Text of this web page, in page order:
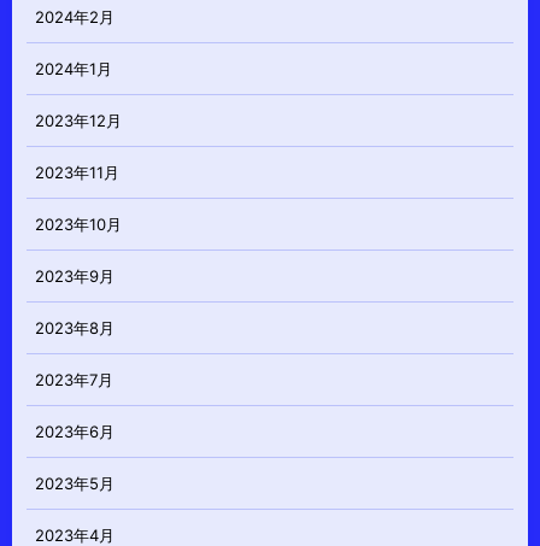
2024年2月
2024年1月
2023年12月
2023年11月
2023年10月
2023年9月
2023年8月
2023年7月
2023年6月
2023年5月
2023年4月